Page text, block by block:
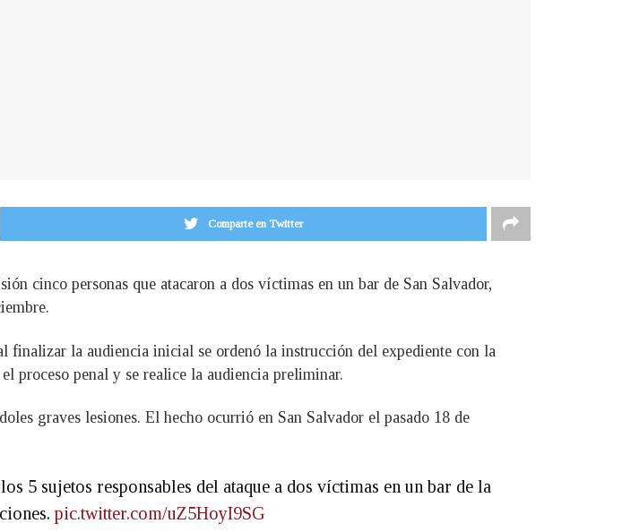
Comparte en Twitter
cinco personas que atacaron a dos víctimas en un bar de San Salvador,
la audiencia inicial se ordenó la instrucción del expediente con la
proceso penal y se realice la audiencia preliminar.
graves lesiones. El hecho ocurrió en San Salvador el pasado 18 de
5 sujetos responsables del ataque a dos víctimas en un bar de la
pic.twitter.com/uZ5HoyI9SG